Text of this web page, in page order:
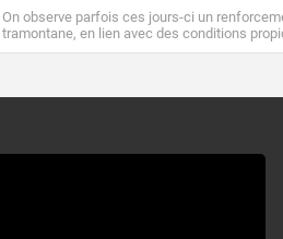
On observe parfois ces jours-ci un
tramontane, en lien avec des conditions
de forêt. Mais qu'est-ce que la tramontane ?
à nord-ouest, dans un secteur qui part du
monts, en allusion aux régions